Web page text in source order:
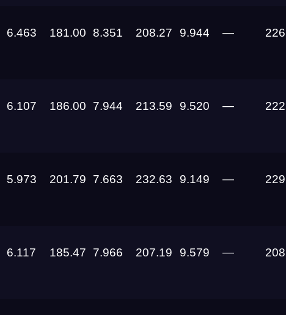
26.07.2026
24.07.2026 —
6.463 181.00 8.351 208.27 9.944 —
6.107 186.00 7.944 213.59 9.520 —
5.973 201.79 7.663 232.63 9.149 —
6.117 185.47 7.966 207.19 9.579 —